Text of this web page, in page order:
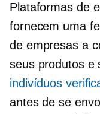
Plataformas de
fornecem uma
de empresas a
seus produtos e
indivíduos
antes de se